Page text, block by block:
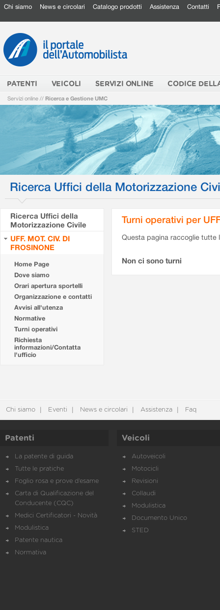
Chi siamo News e circolari Catalogo prodotti Assistenza Contatti
PATENTI VEICOLI SERVIZI ONLINE CODICE
Servizi online // Ricerca e Gestione UMC
Ricerca Uffici della Motorizzazione
Ricerca Uffici della
Motorizzazione Civile
UFF. MOT. CIV. DI
FROSINONE
Home Page
Dove siamo
Orari apertura sportelli
Organizzazione e contatti
Avvisi all'utenza
Normative
Turni operativi
Richiesta
informazioni/Contatta
l'ufficio
Turni operativi per
Questa pagina raccoglie tutte
Non ci sono turni
Chi siamo Eventi News e circolari Assistenza Faq
Patenti
La patente di guida
Tutte le pratiche
Foglio rosa e prove d’esame
Carta di Qualificazione del
Conducente (CQC)
Medici Certificatori - Novità
Modulistica
Patente nautica
Normativa
Veicoli
Autoveicoli
Motocicli
Revisioni
Collaudi
Modulistica
Documento Unico
STED